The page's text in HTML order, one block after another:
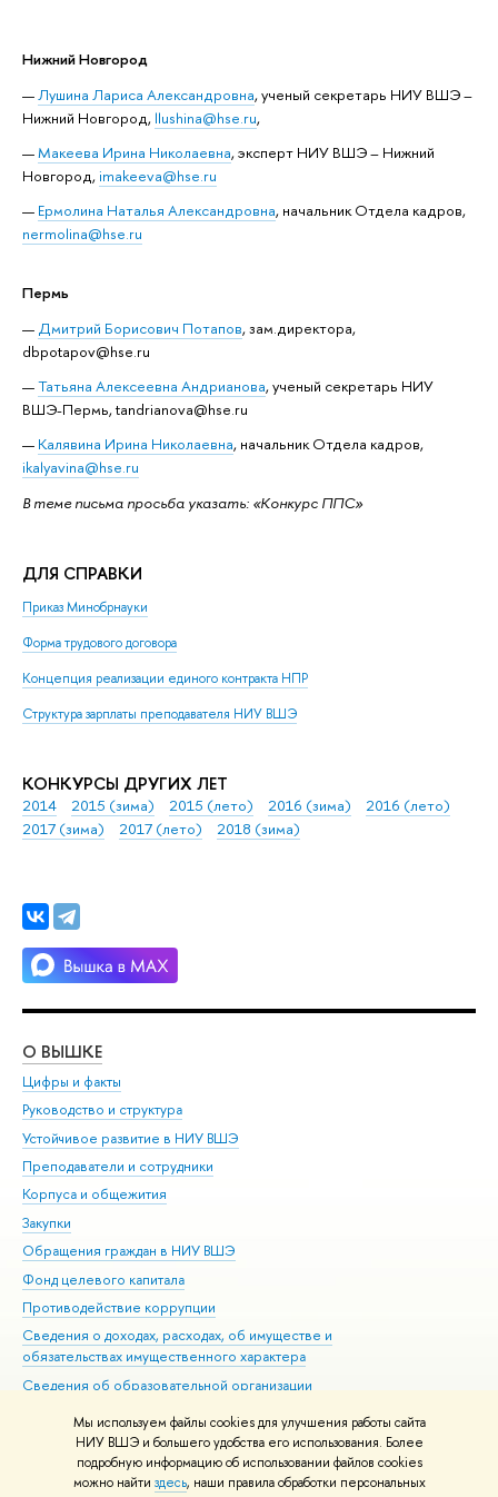
Мы используем файлы cookies для улучшения работы сайта
НИУ ВШЭ и большего удобства его использования. Более
подробную информацию об использовании файлов cookies
можно найти здесь, наши правила обработки персональных
Нижний Новгород
Лушина Лариса Александровна, ученый секретарь НИУ ВШЭ –
Нижний Новгород, llushina@hse.ru,
Макеева Ирина Николаевна, эксперт НИУ ВШЭ – Нижний
Новгород,imakeeva@hse.ru
Ермолина Наталья Александровна, начальник Отдела кадров,
nermolina@hse.ru
Пермь
Дмитрий Борисович Потапов, зам.директора,
dbpotapov@hse.ru
Татьяна Алексеевна Андрианова, ученый секретарь НИУ
ВШЭ-Пермь, tandrianova@hse.ru
Калявина Ирина Николаевна, начальник Отдела кадров,
ikalyavina@hse.ru
В теме письма просьба указать: «Конкурс ППС»
ДЛЯ СПРАВКИ
Приказ Минобрнауки
Форма трудового договора
Концепция реализации единого контракта НПР
Структура зарплаты преподавателя НИУ ВШЭ
КОНКУРСЫ ДРУГИХ ЛЕТ
2014 2015 (зима) 2015 (лето) 2016 (зима)
2016 (лето)
2017 (зима)
2017 (лето) 2018 (зима)
О ВЫШКЕ
Цифры и факты
Руководство и структура
Устойчивое развитие в НИУ ВШЭ
Преподаватели и сотрудники
Корпуса и общежития
Закупки
Обращения граждан в НИУ ВШЭ
Фонд целевого капитала
Противодействие коррупции
Сведения о доходах, расходах, об имуществе и
обязательствах имущественного характера
Сведения об образовательной организации
Людям с ограниченными возможностями здоровья
Единая платежная страница
Работа в Вышке